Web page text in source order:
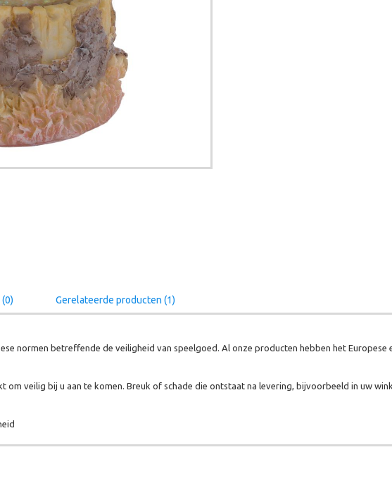
Gerelateerde producten (1)
normen betreffende de veiligheid van speelgoed. Al onze producten hebben het Europese
veilig bij u aan te komen. Breuk of schade die ontstaat na levering, bijvoorbeeld in uw